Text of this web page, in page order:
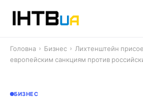
Головна › Бизнес › Лихтенштейн
европейским санкциям против
БИЗНЕС